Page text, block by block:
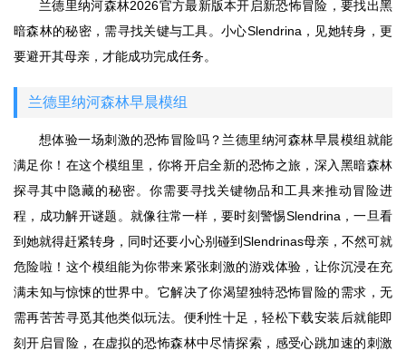
兰德里纳河森林2026官方最新版本开启新恐怖冒险，要找出黑
暗森林的秘密，需寻找关键与工具。小心Slendrina，见她转身，更
要避开其母亲，才能成功完成任务。
兰德里纳河森林早晨模组
想体验一场刺激的恐怖冒险吗？兰德里纳河森林早晨模组就能
满足你！在这个模组里，你将开启全新的恐怖之旅，深入黑暗森林
探寻其中隐藏的秘密。你需要寻找关键物品和工具来推动冒险进
程，成功解开谜题。就像往常一样，要时刻警惕Slendrina，一旦看
到她就得赶紧转身，同时还要小心别碰到Slendrinas母亲，不然可就
危险啦！这个模组能为你带来紧张刺激的游戏体验，让你沉浸在充
满未知与惊悚的世界中。它解决了你渴望独特恐怖冒险的需求，无
需再苦苦寻觅其他类似玩法。便利性十足，轻松下载安装后就能即
刻开启冒险，在虚拟的恐怖森林中尽情探索，感受心跳加速的刺激